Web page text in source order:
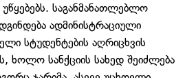
საგანმანათლებლო
ადმინისტრაციული
სტუდენტების აღრიცხვის
ხოლო სანქციის სახედ შეიძლება